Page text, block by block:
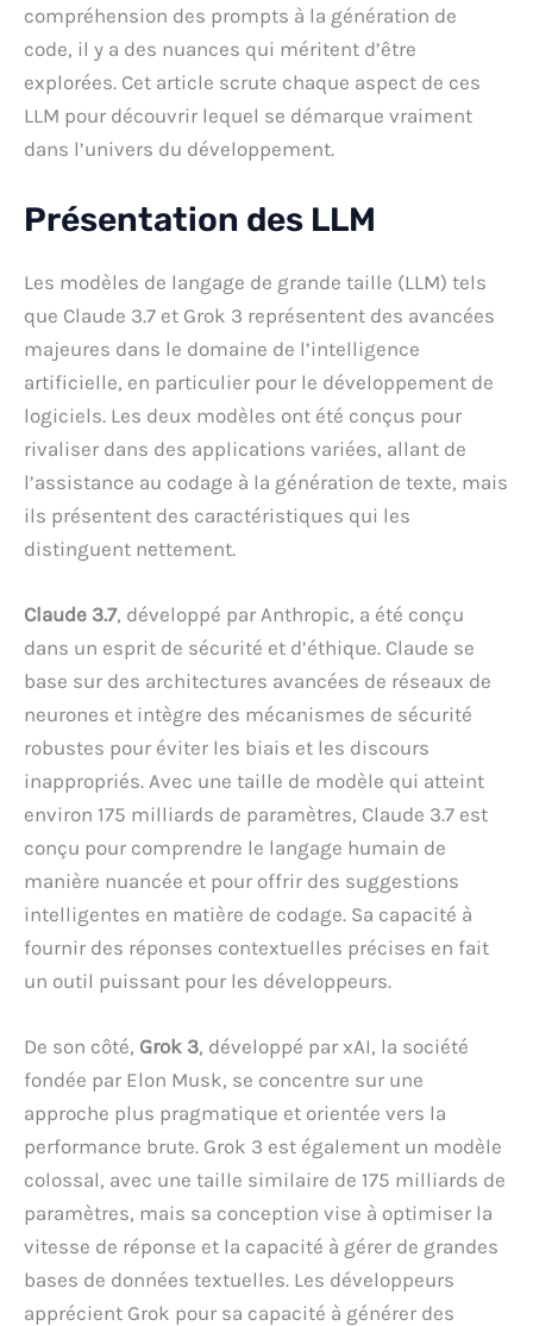
compréhension des prompts à la génération de
code, il y a des nuances qui méritent d’être
explorées. Cet article scrute chaque aspect de ces
LLM pour découvrir lequel se démarque vraiment
dans l’univers du développement.
Présentation des LLM
Les modèles de langage de grande taille (LLM) tels
que Claude 3.7 et Grok 3 représentent des avancées
majeures dans le domaine de l’intelligence
artificielle, en particulier pour le développement de
logiciels. Les deux modèles ont été conçus pour
rivaliser dans des applications variées, allant de
l’assistance au codage à la génération de texte, mais
ils présentent des caractéristiques qui les
distinguent nettement.
Claude 3.7, développé par Anthropic, a été conçu
dans un esprit de sécurité et d’éthique. Claude se
base sur des architectures avancées de réseaux de
neurones et intègre des mécanismes de sécurité
robustes pour éviter les biais et les discours
inappropriés. Avec une taille de modèle qui atteint
environ 175 milliards de paramètres, Claude 3.7 est
conçu pour comprendre le langage humain de
manière nuancée et pour offrir des suggestions
intelligentes en matière de codage. Sa capacité à
fournir des réponses contextuelles précises en fait
un outil puissant pour les développeurs.
De son côté, Grok 3, développé par xAI, la société
fondée par Elon Musk, se concentre sur une
approche plus pragmatique et orientée vers la
performance brute. Grok 3 est également un modèle
colossal, avec une taille similaire de 175 milliards de
paramètres, mais sa conception vise à optimiser la
vitesse de réponse et la capacité à gérer de grandes
bases de données textuelles. Les développeurs
apprécient Grok pour sa capacité à générer des